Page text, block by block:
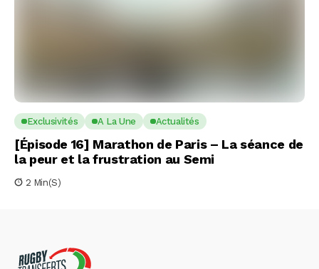
Exclusivités A La Une Actualités
[Épisode 16] Marathon de Paris – La séance de
la peur et la frustration au Semi
2 Min(s)